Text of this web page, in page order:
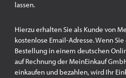
lassen.
Hierzu erhalten Sie als Kunde von
kostenlose Email-Adresse. Wenn
Bestellung in einem deutschen
auf Rechnung der MeinEinkauf
einkaufen und bezahlen, wird Ihr